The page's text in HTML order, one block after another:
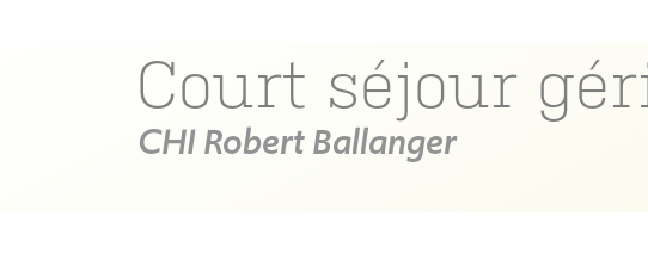
Court séjour
CHI Robert Ballanger